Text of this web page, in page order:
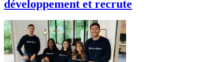
développement et recrute